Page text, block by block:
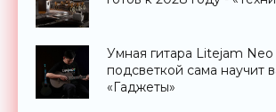
Умная гитара Litejam Neo
подсветкой сама научит
«Гаджеты»